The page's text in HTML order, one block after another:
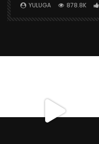
YULUGA 878.8K